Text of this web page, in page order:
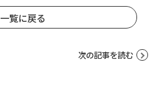
一覧に戻る
次の記事を読む